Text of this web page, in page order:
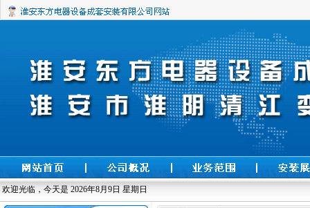
欢迎光临，今天是 2026年8月9日 星期日